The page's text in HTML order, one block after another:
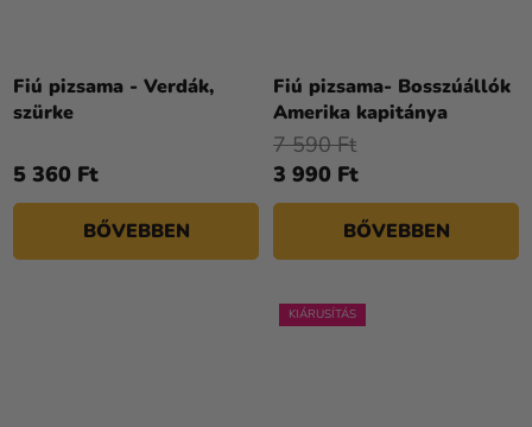
Fiú pizsama - Verdák,
szürke
5 360 Ft
BŐVEBBEN
Fiú pizsama- Bosszúállók
Amerika kapitánya
3 990 Ft
7 590 Ft
BŐVEBBEN
KIÁRUSÍTÁS